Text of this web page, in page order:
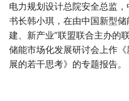
电力规划设计总院安全总监
书长韩小琪，在由中国新型
建、新产业”联盟联合主办
储能市场化发展研讨会上作
展的若干思考》的专题报告。